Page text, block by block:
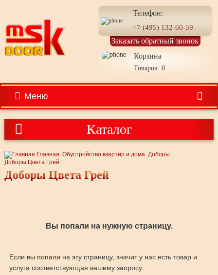
Телефон:
+7 (495) 132-60-59
Заказать обратный звонок
Корзина
Товаров: 0
Меню
Каталог
Главная Обустройство квартир и дома Доборы
Доборы Цвета Грей
Доборы Цвета Грей
Вы попали на нужную страницу.
Если вы попали на эту страницу, значит у нас есть товар и
услуга соответствующая вашему запросу.